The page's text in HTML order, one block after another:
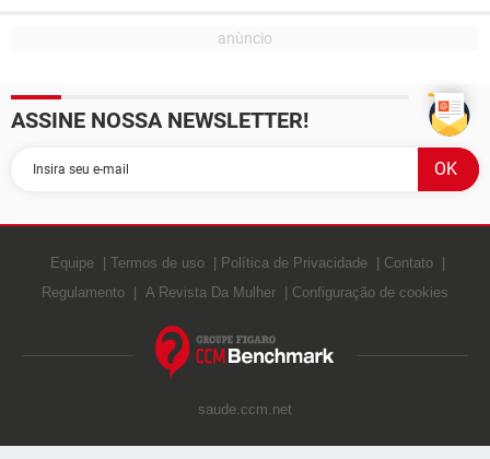
ASSINE NOSSA NEWSLETTER!
Equipe Termos de uso Política de Privacidade
Contato
Regulamento
A Revista Da Mulher Configuração de cookies
saude.ccm.net